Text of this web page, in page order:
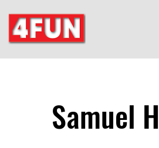
Samuel